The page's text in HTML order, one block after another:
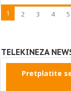
1 2 3 4 5
TELEKINEZA
Pretplatite